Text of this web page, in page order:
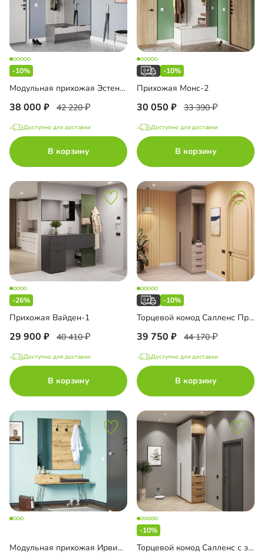
-10%
Модульная прихожая Эстенсон-3
38 000 42 220
Доступно для доставки
В корзину
-10%
Прихожая Монс-2
30 050 33 390
Доступно для доставки
В корзину
-26%
Прихожая Вайден-1
29 900 40 410
Доступно для доставки
В корзину
-10%
Торцевой комод Салленс Премиум с зеркалом и антресолью
39 750 44 170
Доступно для доставки
В корзину
Модульная прихожая Ирвинг-3
-10%
Торцевой комод Салленс с зеркалом и антресолью